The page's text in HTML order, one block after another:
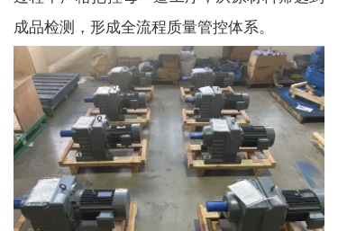
成品检测，形成全流程质量管控体系。